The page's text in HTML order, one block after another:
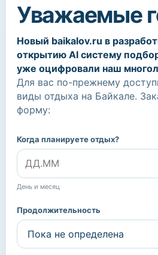
Уважаемые
Новый baikalov.ru в
открытию AI систему
уже оцифровали наш
Для вас по-прежнему
виды отдыха на Байкале.
форму:
Когда планируете отдых?
День и месяц
Продолжительность